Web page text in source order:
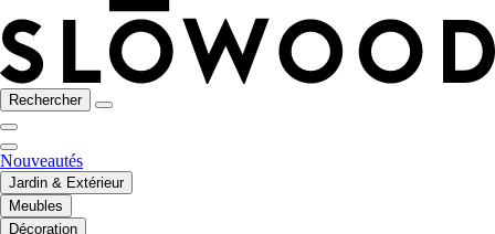
Rechercher
Nouveautés
Jardin & Extérieur
Meubles
Décoration